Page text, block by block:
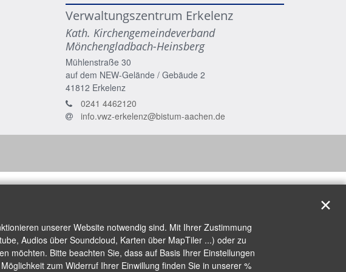
Verwaltungszentrum Erkelenz
Kath. Kirchengemeindeverband
Mönchengladbach-Heinsberg
Mühlenstraße 30
auf dem NEW-Gelände / Gebäude 2
41812 Erkelenz
0241 4462120
info.vwz-erkelenz@bistum-aachen.de
unserer Website notwendig sind. Mit Ihrer Zustimmung
Audios über Soundcloud, Karten über MapTiler ...) oder zu
möchten. Bitte beachten Sie, dass auf Basis Ihrer Einstellungen
zum Widerruf Ihrer Einwillung finden Sie in unserer %
✕